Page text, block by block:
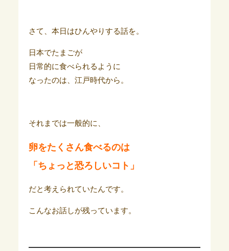
さて、本日はひんやりする話を。
日本でたまごが
日常的に食べられるように
なったのは、江戸時代から。
それまでは一般的に、
卵をたくさん食べるのは
「ちょっと恐ろしいコト」
だと考えられていたんです。
こんなお話しが残っています。